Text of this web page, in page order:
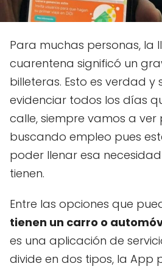
Para muchas personas, la
cuarentena significó un
billeteras. Esto es verdad y
evidenciar todos los días
calle, siempre vamos a ver
buscando empleo pues
poder llenar esa
tienen.
Entre las opciones que
tienen un carro o
es una aplicación de
divide en dos tipos, la App